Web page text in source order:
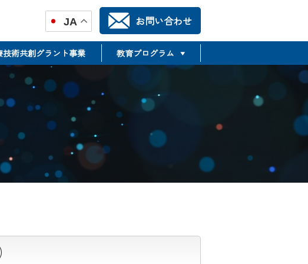
お問い合わせ
JA
技術共創グラント事業 教育プログラム
TSMTP
Translational Science &
Medicine Training Program